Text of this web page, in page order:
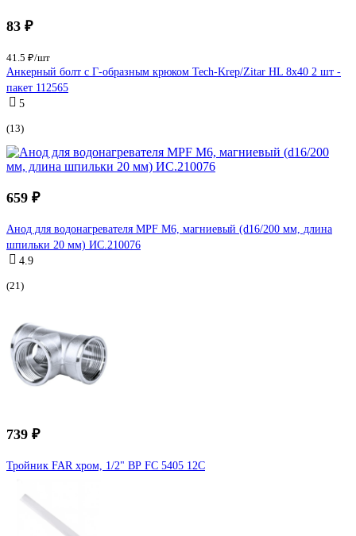
83 ₽
41.5 ₽/шт
Анкерный болт с Г-образным крюком Tech-Krep/Zitar HL 8x40 2 шт -
пакет 112565
5
(13)
659 ₽
Анод для водонагревателя MPF М6, магниевый (d16/200 мм, длина
шпильки 20 мм) ИС.210076
4.9
(21)
739 ₽
Тройник FAR хром, 1/2" ВР FC 5405 12C